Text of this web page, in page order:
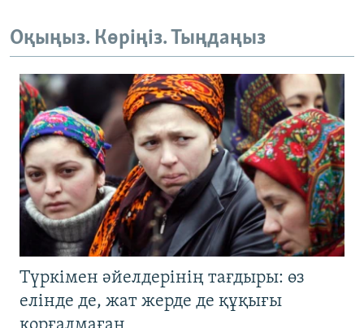
Оқыңыз. Көріңіз. Тыңдаңыз
Түркімен әйелдерінің тағдыры: өз
елінде де, жат жерде де құқығы